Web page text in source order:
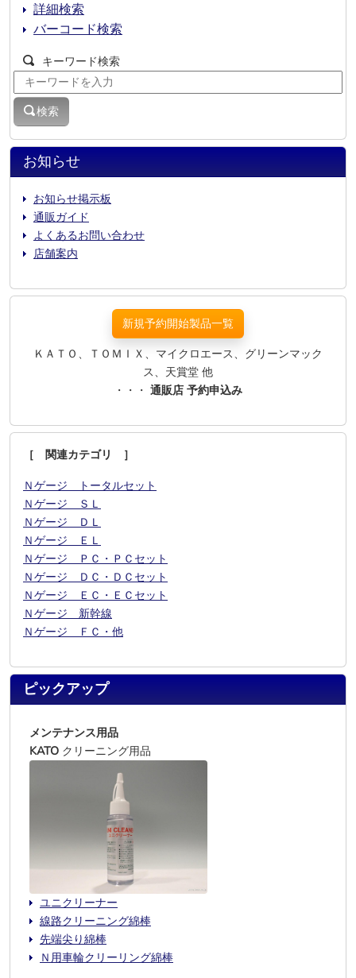
お知らせ
お知らせ掲示板
通販ガイド
よくあるお問い合わせ
店舗案内
詳細検索
バーコード検索
キーワード検索
検索
新規予約開始製品一覧
ＫＡＴＯ、ＴＯＭＩＸ、マイクロエース、グリーンマック
ス、天賞堂 他
・・・ 通販店 予約申込み
［ 関連カテゴリ ］
Ｎゲージ トータルセット
Ｎゲージ ＳＬ
Ｎゲージ ＤＬ
Ｎゲージ ＥＬ
Ｎゲージ ＰＣ・ＰＣセット
Ｎゲージ ＤＣ・ＤＣセット
Ｎゲージ ＥＣ・ＥＣセット
Ｎゲージ 新幹線
Ｎゲージ ＦＣ・他
ピックアップ
メンテナンス用品
KATO クリーニング用品
ユニクリーナー
線路クリーニング綿棒
先端尖り綿棒
Ｎ用車輪クリーリング綿棒